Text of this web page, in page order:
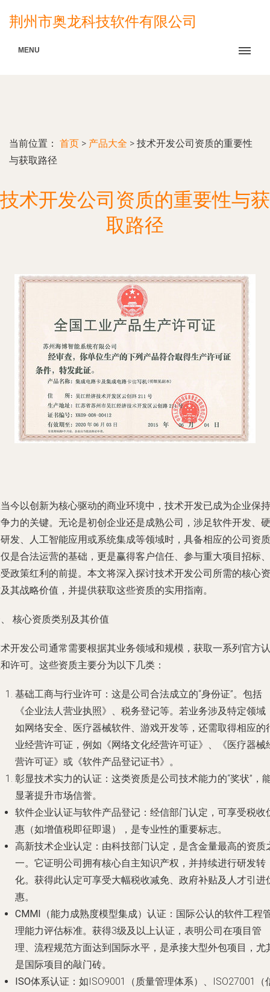
荆州市奥龙科技软件有限公司
MENU
当前位置： 首页 > 产品大全 > 技术开发公司资质的重要性
与获取路径
技术开发公司资质的重要性与获
取路径
今以创新为核心驱动的商业环境中，技术开发已成为企业保持
力的关键。无论是初创企业还是成熟公司，涉足软件开发、硬
发、人工智能应用或系统集成等领域时，具备相应的公司资质
是合法运营的基础，更是赢得客户信任、参与重大项目招标、
政策红利的前提。本文将深入探讨技术开发公司所需的核心资
其战略价值，并提供获取这些资质的实用指南。
核心资质类别及其价值
开发公司通常需要根据其业务领域和规模，获取一系列官方认
许可。这些资质主要分为以下几类：
基础工商与行业许可 ：这是公司合法成立的“身份证”。包括
《企业法人营业执照》、税务登记等。若业务涉及特定领域
如网络安全、医疗器械软件、游戏开发等，还需取得相应的
业经营许可证 ，例如《网络文化经营许可证》、《医疗器械
营许可证》或《软件产品登记证书》。
彰显技术实力的认证 ：这类资质是公司技术能力的“奖状”，
显著提升市场信誉。
软件企业认证与软件产品登记 ：经信部门认定，可享受税收
惠（如增值税即征即退），是专业性的重要标志。
高新技术企业认定 ：由科技部门认定，是含金量最高的资质
一。它证明公司拥有核心自主知识产权，并持续进行研发转
化。获得此认定可享受大幅税收减免、政府补贴及人才引进
惠。
CMMI（能力成熟度模型集成）认证 ：国际公认的软件工程
理能力评估标准。获得3级及以上认证，表明公司在项目管
理、流程规范方面达到国际水平，是承接大型外包项目，尤
是国际项目的敲门砖。
ISO体系认证 ：如ISO9001（质量管理体系）、ISO27001（